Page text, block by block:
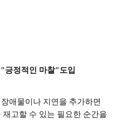
긍정적인 마찰"도입
애물이나 지연을 추가하면
고할 수 있는 필요한 순간을